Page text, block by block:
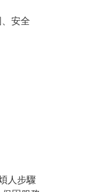
安全
人步驟